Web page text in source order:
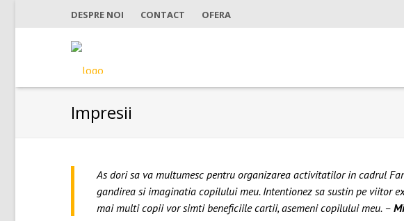
DESPRE NOI CONTACT OFERA
Impresii
As dori sa va multumesc pentru organizarea activitatilor in cadrul
gandirea si imaginatia copilului meu. Intentionez sa sustin pe viitor
mai multi copii vor simti beneficiile cartii, asemeni copilului meu. –